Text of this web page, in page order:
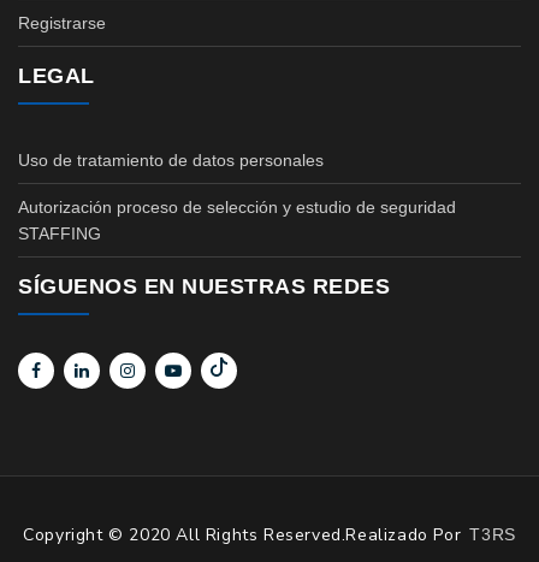
Registrarse
LEGAL
Uso de tratamiento de datos personales
Autorización proceso de selección y estudio de seguridad
STAFFING
SÍGUENOS EN NUESTRAS REDES
Copyright © 2020 All Rights Reserved.Realizado Por T3RS